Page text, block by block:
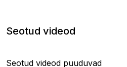
Seotud videod
Seotud videod puuduvad